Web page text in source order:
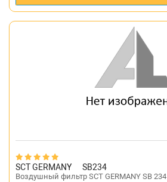
SCT GERMANY SB234
Воздушный фильтр SCT GERMANY SB 234